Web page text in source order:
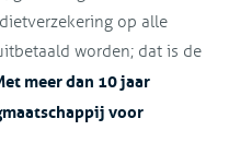
op alle
worden; dat is de
meer dan 10 jaar
voor